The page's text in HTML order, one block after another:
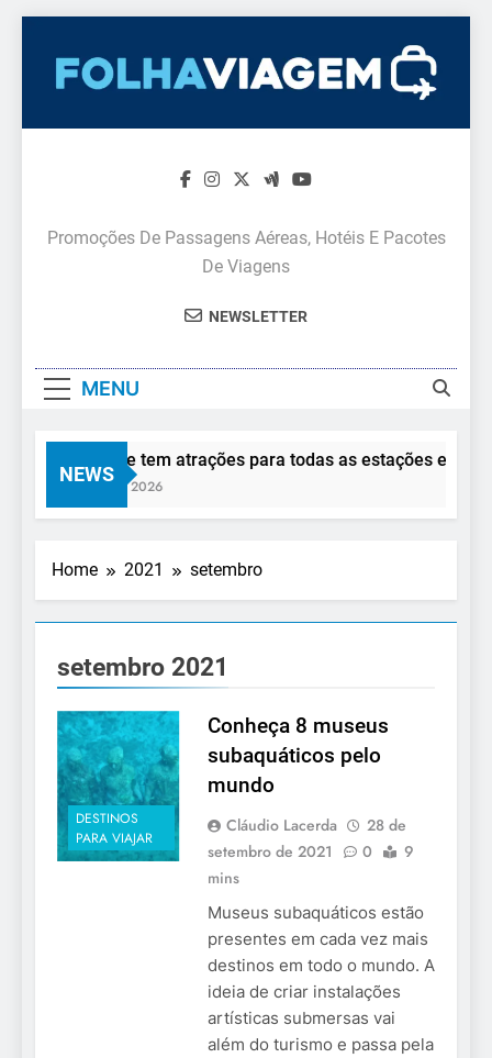
content
Promoções De Passagens Aéreas, Hotéis E Pacotes
De Viagens
NEWSLETTER
MENU
NEWS
Monte Verde tem atrações para todas as estações e todos
5 De Agosto De 2026
Home 2021 setembro
setembro 2021
DESTINOS
PARA VIAJAR
Conheça 8 museus
subaquáticos pelo
mundo
Cláudio Lacerda
28 de
setembro de 2021
0
9
mins
Museus subaquáticos estão
presentes em cada vez mais
destinos em todo o mundo. A
ideia de criar instalações
artísticas submersas vai
além do turismo e passa pela